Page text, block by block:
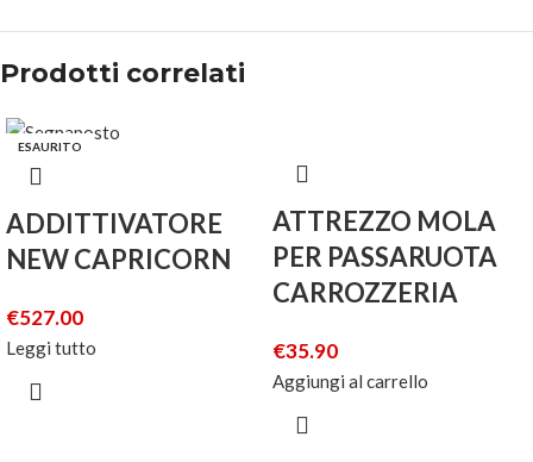
Prodotti correlati
ESAURITO
ADDITTIVATORE
NEW CAPRICORN
€527.00
Leggi tutto
ATTREZZO MOLA
PER PASSARUOTA
CARROZZERIA
€35.90
Aggiungi al carrello